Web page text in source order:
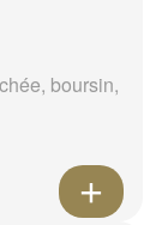
boursin,